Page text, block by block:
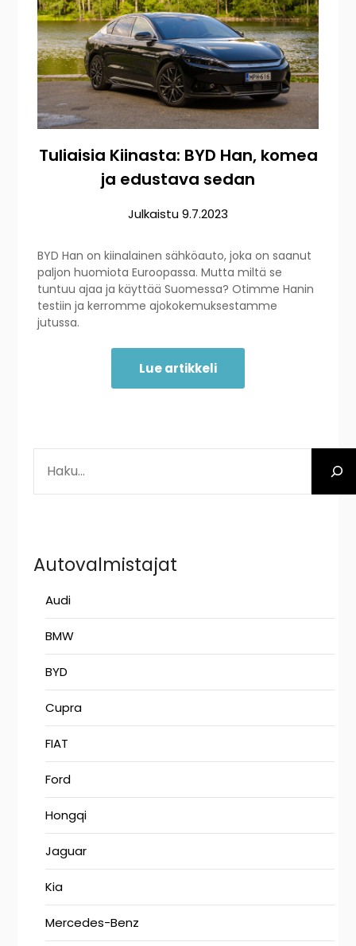
Tuliaisia Kiinasta: BYD Han, komea
ja edustava sedan
Julkaistu9.7.2023
BYD Han on kiinalainen sähköauto, joka on saanut
paljon huomiota Euroopassa. Mutta miltä se
tuntuu ajaa ja käyttää Suomessa? Otimme Hanin
testiin ja kerromme ajokokemuksestamme
jutussa.
Lue artikkeli
Autovalmistajat
Audi
BMW
BYD
Cupra
FIAT
Ford
Hongqi
Jaguar
Kia
Mercedes-Benz